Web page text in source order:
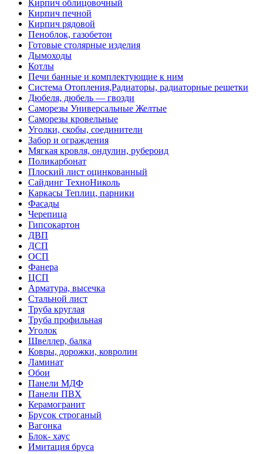
Кирпич облицовочный
Кирпич печной
Кирпич рядовой
Пеноблок, газобетон
Готовые столярные изделия
Дымоходы
Котлы
Печи банные и комплектующие к ним
Система Отопления,Радиаторы, радиаторные решетки
Дюбеля, дюбель — гвозди
Саморезы Универсальные Желтые
Саморезы кровельные
Уголки, скобы, соединители
Забор и ограждения
Мягкая кровля, ондулин, рубероид
Поликарбонат
Плоский лист оцинкованный
Сайдинг ТехноНиколь
Каркасы Теплиц, парники
Фасады
Черепица
Гипсокартон
ДВП
ДСП
ОСП
Фанера
ЦСП
Арматура, высечка
Стальной лист
Труба круглая
Труба профильная
Уголок
Швеллер, балка
Ковры, дорожки, ковролин
Ламинат
Обои
Панели МДФ
Панели ПВХ
Керамогранит
Брусок строганый
Вагонка
Блок- хаус
Имитация бруса